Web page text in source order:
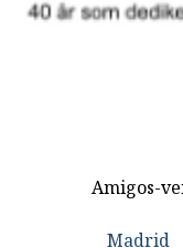
Amigos-
Madrid